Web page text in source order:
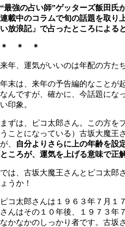
“最強の占い師”ゲッターズ飯田氏
連載中のコラムで旬の話題を取り
い放浪記」で占ったところによる
＊ ＊ ＊
来年、運気がいいのは年配の方た
年末は、来年の予告編的なことが
なんですが、確かに、今話題にな
い印象。
まずは、ピコ太郎さん。この方を
うことになっている）古坂大魔王
が、
自分よりさらに上の年齢を設
ところが、運気を上げる意味で正
では、古坂大魔王さんとピコ太郎
ょうか！
ピコ太郎さんは１９６３年７月１
さんはその１０年後、１９７３年
なかなかのしっかり者です。古坂